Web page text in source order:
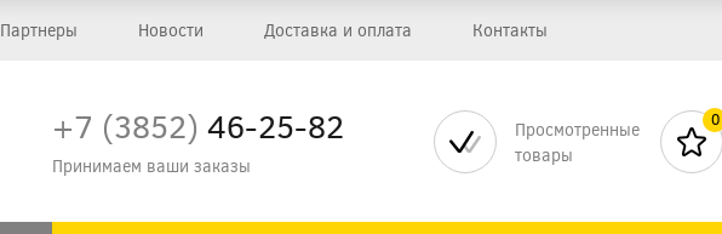
Партнеры Новости Доставка и оплата Контакты
+7 (3852) 46-25-82
Принимаем ваши заказы
Просмотренные
товары
0